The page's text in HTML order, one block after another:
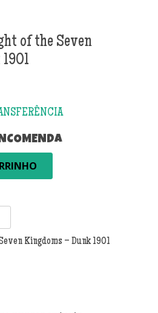
of the Seven
Kingdoms – Dunk 1901